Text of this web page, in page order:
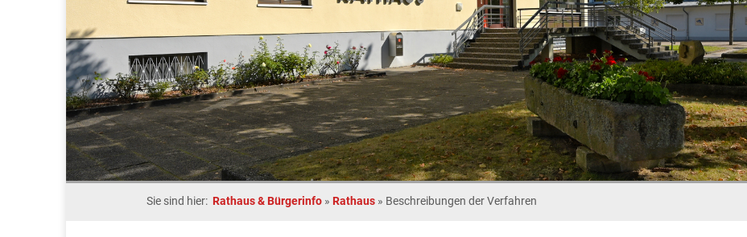
Sie sind hier: Rathaus & Bürgerinfo » Rathaus » Beschreibungen der Verfahren